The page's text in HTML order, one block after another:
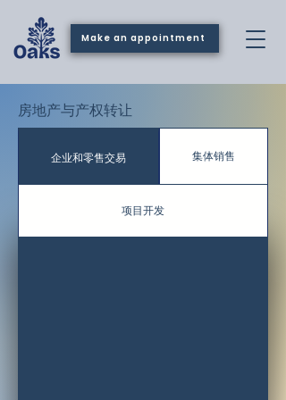
Make an appointment
房地产与产权转让
企业和零售交易 集体销售
项目开发